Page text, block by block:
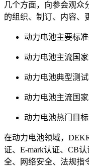
几个方面，向参会观众
的组织、制订、内容、
动力电池主要标
动力电池主流国
动力电池典型测试
动力电池主流国
动力电池热门目
在动力电池领域，
证、E-mark认证、CB
全、网络安全、法规指